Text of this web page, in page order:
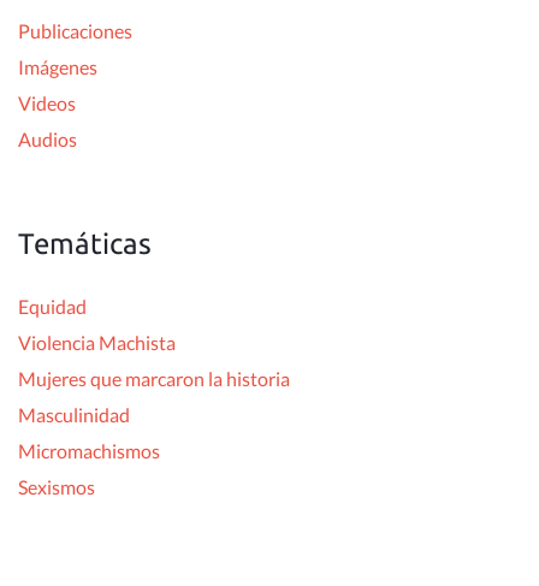
:
Publicaciones
Imágenes
Videos
Audios
Temáticas
Equidad
Violencia Machista
Mujeres que marcaron la historia
Masculinidad
Micromachismos
Sexismos